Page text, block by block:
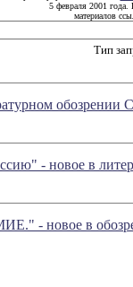
5 февраля 2001 года.
материалов
Тип
обозрении
- новое в
- новое в